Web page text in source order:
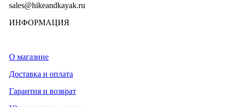
sales@hikeandkayak.ru
ИНФОРМАЦИЯ
О магазине
Доставка и оплата
Гарантия и возврат